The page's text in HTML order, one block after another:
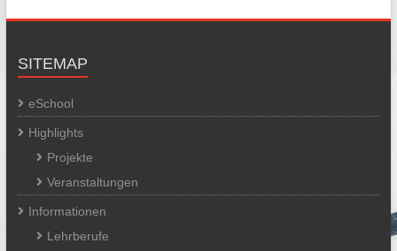
SITEMAP
eSchool
Highlights
Projekte
Veranstaltungen
Informationen
Lehrberufe